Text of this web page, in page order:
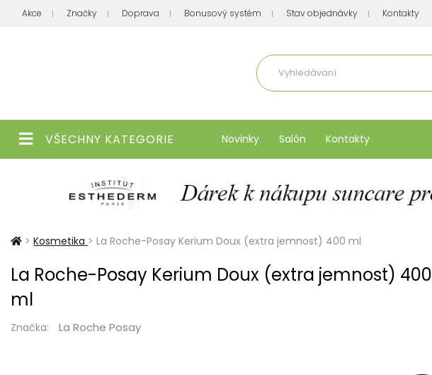
Akce Značky Doprava Bonusový systém Stav objednávky Kontakty
VŠECHNY KATEGORIE Novinky Salón Kontakty
> Kosmetika > La Roche-Posay Kerium Doux (extra jemnost) 400 ml
La Roche-Posay Kerium Doux (extra jemnost) 400
ml
Značka: La Roche Posay